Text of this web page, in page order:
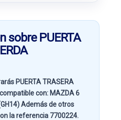
sobre PUERTA
PUERTA TRASERA
compatible con: MAZDA 6
Además de otros
la referencia 7700224.